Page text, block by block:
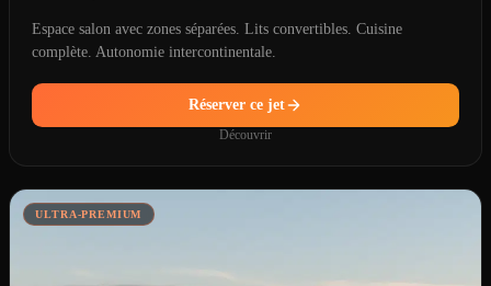
Espace salon avec zones séparées. Lits convertibles. Cuisine
complète. Autonomie intercontinentale.
Réserver ce jet
Découvrir
ULTRA-PREMIUM